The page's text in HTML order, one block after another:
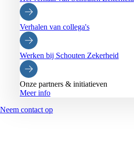
Verhalen van collega's
Werken bij Schouten Zekerheid
Onze partners & initiatieven
Meer info
Neem contact op